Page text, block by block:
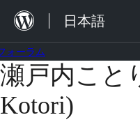
を
ス
キ
ッ
日本語
ォーラム
コ
テ
瀬戸内こと
Kotori)